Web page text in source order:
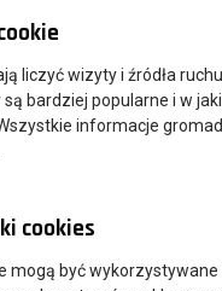
liczyć wizyty i źródła
bardziej popularne i w
informacje
cookies
mogą być